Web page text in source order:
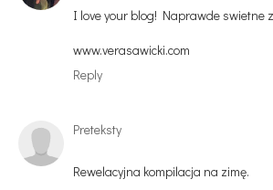
I love your blog! Naprawde swietne
www.verasawicki.com
Reply
Preteksty
Rewelacyjna kompilacja na zimę.